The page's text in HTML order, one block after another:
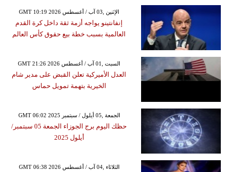
GMT 10:19 2026 الإثنين ,03 آب / أغسطس
إنفانتينو يواجه أزمة ثقة داخل كرة القدم
العالمية بسبب خطة بيع حقوق كأس العالم
GMT 21:26 2026 السبت ,01 آب / أغسطس
العدل الأميركية تعلن القبض على مدير شام
الخيرية بتهمة تمويل حماس
GMT 06:02 2025 الجمعة ,05 أيلول / سبتمبر
حظك اليوم برج الجوزاء الجمعة 05 سبتمبر/
أيلول 2025
GMT 06:38 2026 الثلاثاء ,04 آب / أغسطس